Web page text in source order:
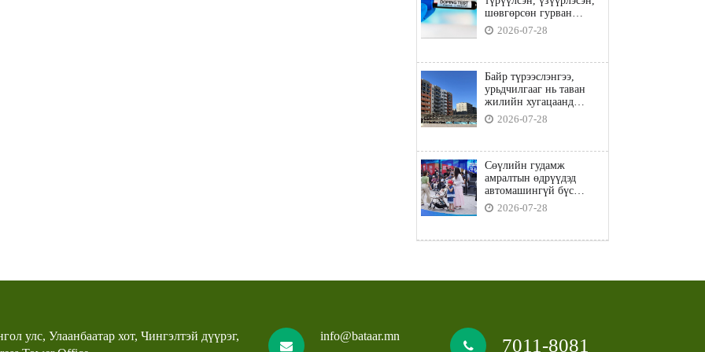
шөвгөрсөн гурван
бөхөөс допинг илэрчээ
2026-07-28
Байр түрээслэнгээ,
урьдчилгааг нь таван
жилийн хугацаанд
төлбөл орон сууцны
зээлд хамрагдана
2026-07-28
Сөүлийн гудамж
амралтын өдрүүдэд
автомашингүй бүс
боллоо
2026-07-28
улс, Улаанбаатар хот, Чингэлтэй дүүрэг,
info@bataar.mn 7011-8081